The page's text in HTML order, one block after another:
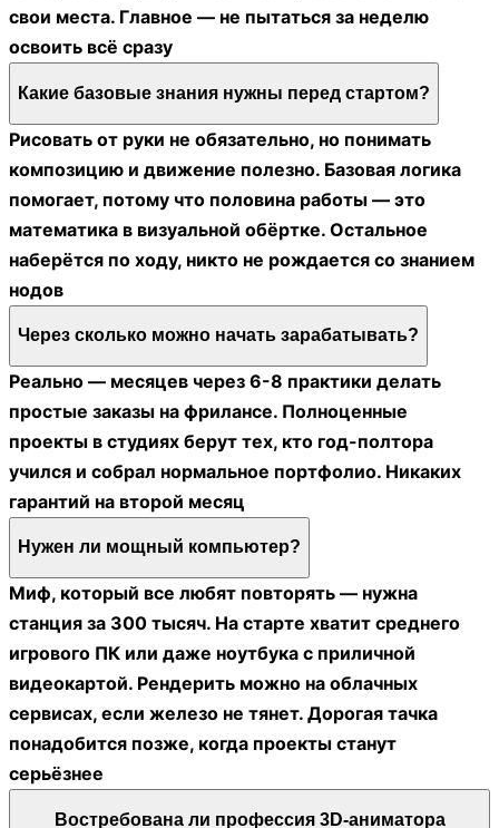
свои места. Главное — не пытаться за неделю
освоить всё сразу
Какие базовые знания нужны перед стартом?
Рисовать от руки не обязательно, но понимать
композицию и движение полезно. Базовая логика
помогает, потому что половина работы — это
математика в визуальной обёртке. Остальное
наберётся по ходу, никто не рождается со знанием
нодов
Через сколько можно начать зарабатывать?
Реально — месяцев через 6-8 практики делать
простые заказы на фрилансе. Полноценные
проекты в студиях берут тех, кто год-полтора
учился и собрал нормальное портфолио. Никаких
гарантий на второй месяц
Нужен ли мощный компьютер?
Миф, который все любят повторять — нужна
станция за 300 тысяч. На старте хватит среднего
игрового ПК или даже ноутбука с приличной
видеокартой. Рендерить можно на облачных
сервисах, если железо не тянет. Дорогая тачка
понадобится позже, когда проекты станут
серьёзнее
Востребована ли профессия 3D-аниматора